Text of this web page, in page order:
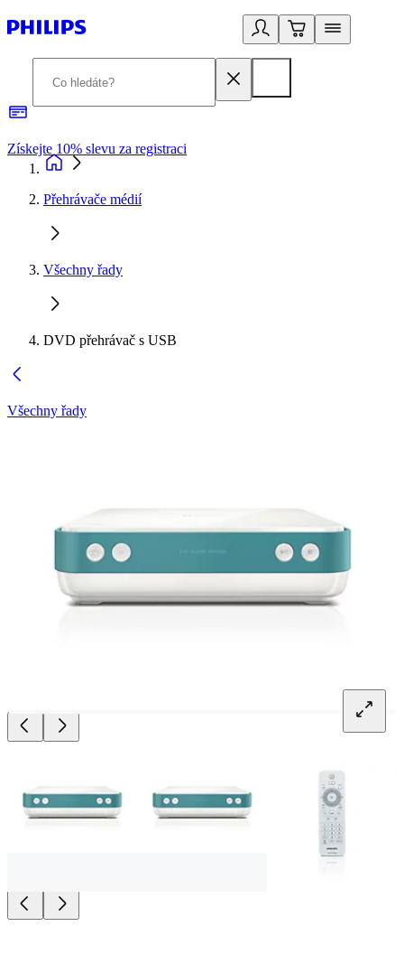
Získejte 10% slevu za registraci
Přehrávače médií
Všechny řady
DVD přehrávač s USB
Všechny řady